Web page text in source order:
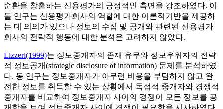
순환을 창출하는 신용평가의 긍정적인 측면을 강조하였다. 이
들 연구는 신용평가회사의 역할에 대한 이론적기반을 제공하
는 데 의의가 있으나 정보의 수집 및 공개와 관련된 신용평가
회사의 전략적 행동에 대한 분석은 고려하지 않았다.
Lizzeri(1999)는 정보중개자의 존재 유무와 정보우위자의 전략
적 정보공개(strategic disclosure of information) 문제를 분석하였
다. 동 연구는 정보중개자가 아무런 비용을 부담하지 않고 완
전한 정보를 취득할 수 있는 상황에서 독점적 중개자와 경쟁적
중개자를 비교하여 정보중개자 사이의 경쟁이 모든 정보를 공
개함을 보여 정보중개자 사이에 경쟁이 필요함을 시사하였다.